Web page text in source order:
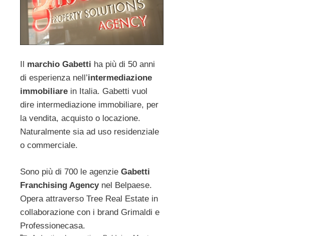
marchio Gabetti ha più di 50 anni
di esperienza nell’intermediazione
immobiliare in Italia. Gabetti vuol
dire intermediazione immobiliare, per
la vendita, acquisto o locazione.
Naturalmente sia ad uso residenziale
o commerciale.
Sono più di 700 le agenzie Gabetti
Franchising Agency nel Belpaese.
Opera attraverso Tree Real Estate in
collaborazione con i brand Grimaldi e
Professionecasa.